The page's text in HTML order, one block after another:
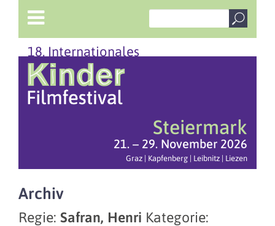
18. Internationales
Steiermark
21. – 29. November 2026
Graz | Kapfenberg | Leibnitz | Liezen
Archiv
Regie: Safran, Henri Kategorie: